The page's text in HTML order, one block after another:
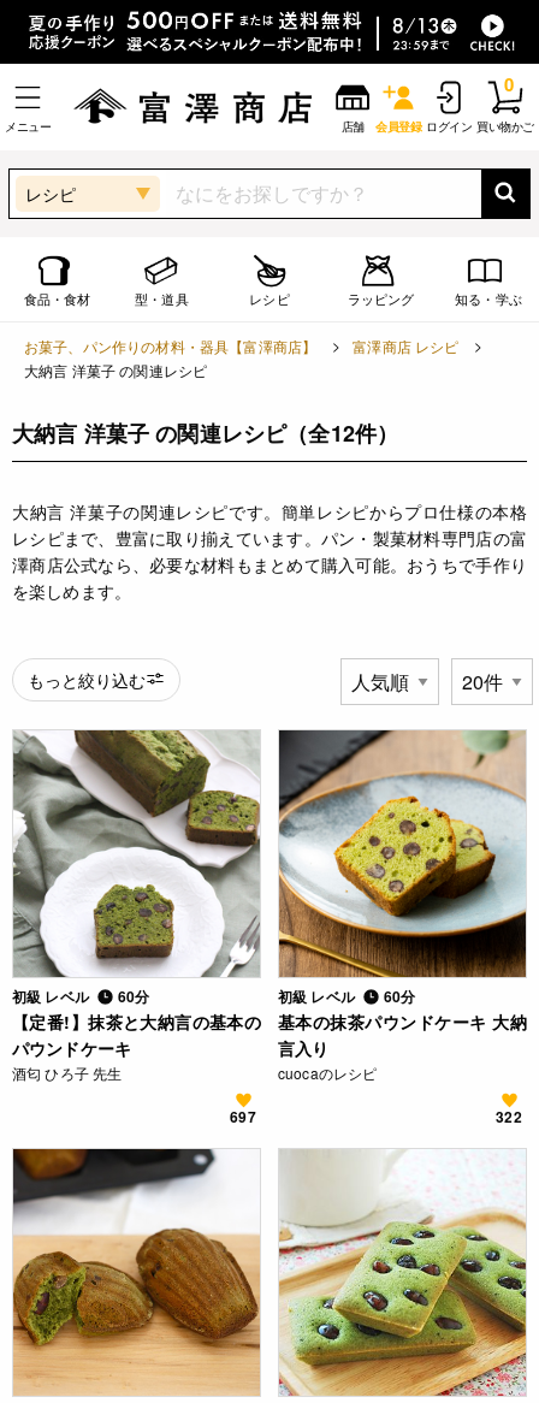
メニュー 店舗 会員登録 ログイン 買い物かご
0
レシピ
食品・食材 型・道具 レシピ ラッピング 知る・学ぶ
お菓子、パン作りの材料・器具【富澤商店】
富澤商店 レシピ
大納言 洋菓子 の関連レシピ
大納言 洋菓子 の関連レシピ（全12件）
大納言 洋菓子の関連レシピです。簡単レシピからプロ仕様の本格
レシピまで、豊富に取り揃えています。パン・製菓材料専門店の富
澤商店公式なら、必要な材料もまとめて購入可能。おうちで手作り
を楽しめます。
もっと絞り込む
初級 レベル 60分
【定番!】抹茶と大納言の基本の
パウンドケーキ
酒匂 ひろ子 先生
697
初級 レベル 60分
基本の抹茶パウンドケーキ 大納
言入り
cuocaのレシピ
322